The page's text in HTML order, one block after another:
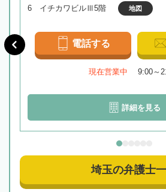
6 イチカワビルⅢ5階
地図
電話する
現在営業中 9:00～
詳細を見る
埼玉の弁護士